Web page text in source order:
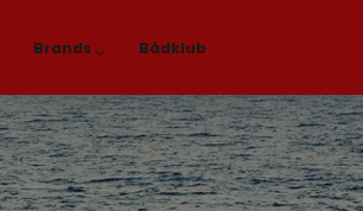
Brands Bådklub